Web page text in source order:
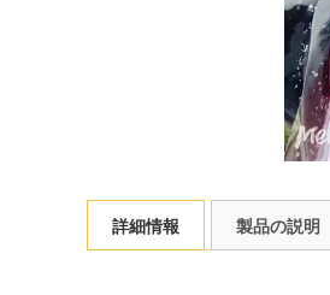
詳細情報 製品の説明